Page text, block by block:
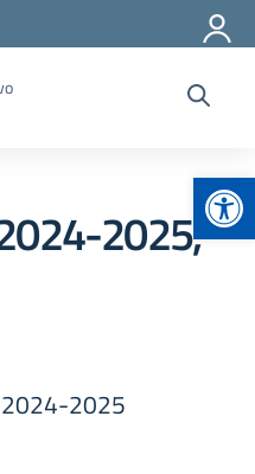
2025,
2024-2025